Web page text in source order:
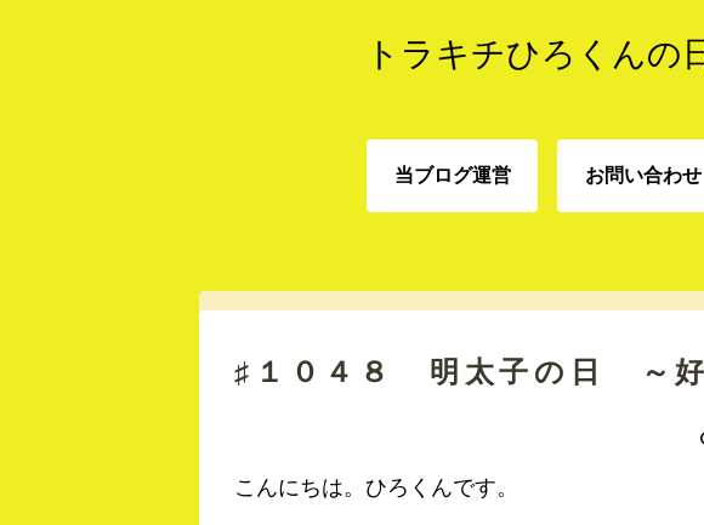
トラキチひろくん
当ブログ運営 お問い合わせ
♯１０４８ 明太子の日 ～好
こんにちは。ひろくんです。